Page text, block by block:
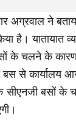
अग्रवाल ने
है। यातायात
के चलने के
से कार्यालय
सीएनजी बसों